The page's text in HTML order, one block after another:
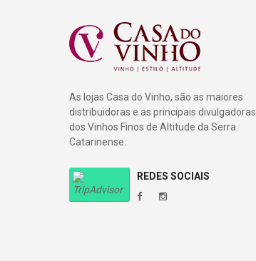
As lojas Casa do Vinho, são as maiores
distribuidoras e as principais divulgadoras
dos Vinhos Finos de Altitude da Serra
Catarinense.
REDES SOCIAIS